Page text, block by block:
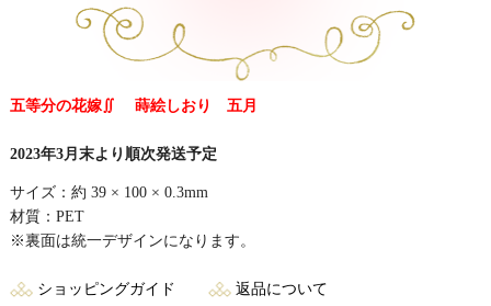
五等分の花嫁∬ 蒔絵しおり 五月
2023年3月末より順次発送予定
サイズ：約 39 × 100 × 0.3mm
材質：PET
※裏面は統一デザインになります。
ショッピングガイド 返品について